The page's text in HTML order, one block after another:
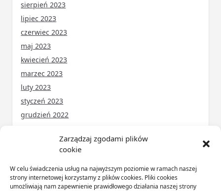
Zarządzaj zgodami plików
cookie
W celu świadczenia usług na najwyższym poziomie w ramach naszej
strony internetowej korzystamy z plików cookies. Pliki cookies
umożliwiają nam zapewnienie prawidłowego działania naszej strony
sierpień 2023
lipiec 2023
czerwiec 2023
maj 2023
kwiecień 2023
marzec 2023
luty 2023
styczeń 2023
grudzień 2022
ARTYKUŁ SPONSOROWANY(31)
Budownictwo(56)